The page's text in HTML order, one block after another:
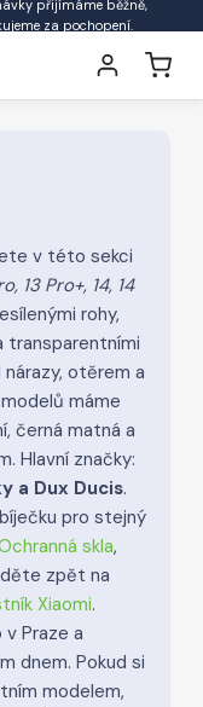
přijímáme běžně,
za pochopení.
v této sekci
13 Pro+, 14, 14
rohy,
transparentními
otěrem a
máme
černá matná a
Hlavní značky:
a Dux Ducis.
pro stejný
skla,
zpět na
Xiaomi.
Praze a
dnem. Pokud si
modelem,